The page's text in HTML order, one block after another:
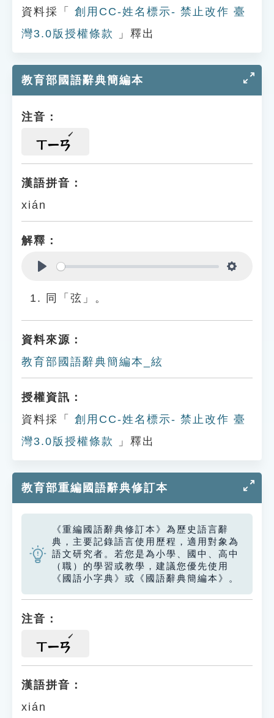
資料採「
創用CC-姓名標示- 禁止改作 臺
灣3.0版授權條款
」釋出
教育部國語辭典簡編本
注音：
ㄒㄧㄢ
漢語拼音：
xián
解釋：
同「弦」。
資料來源：
教育部國語辭典簡編本_絃
授權資訊：
資料採「
創用CC-姓名標示- 禁止改作 臺
灣3.0版授權條款
」釋出
教育部重編國語辭典修訂本
《重編國語辭典修訂本》為歷史語言辭
典，主要記錄語言使用歷程，適用對象為
語文研究者。若您是為小學、國中、高中
（職）的學習或教學，建議您優先使用
《國語小字典》或《國語辭典簡編本》。
注音：
ㄒㄧㄢ
漢語拼音：
xián